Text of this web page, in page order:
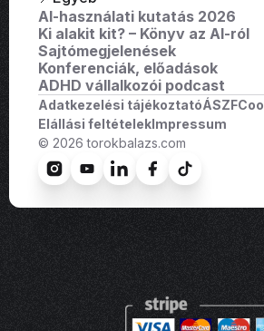
AI-használati kutatás 2026
Ki alakit kit? – Könyv az AI-ról
Sajtómegjelenések
Konferenciák, előadások
ADHD vállalkozói podcast
Adatkezelési tájékoztatóÁSZF
Elállási feltételekImpressum
© 2026 torokbalazs.com